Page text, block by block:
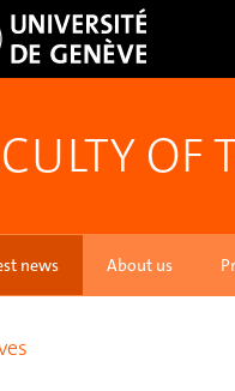
OF
news About us